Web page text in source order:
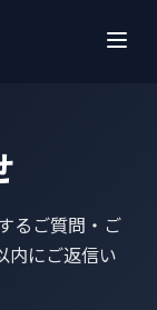
るご質問・ご
内にご返信い